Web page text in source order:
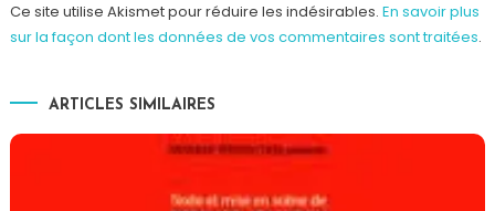
Ce site utilise Akismet pour réduire les indésirables. En savoir plus
sur la façon dont les données de vos commentaires sont traitées.
ARTICLES SIMILAIRES